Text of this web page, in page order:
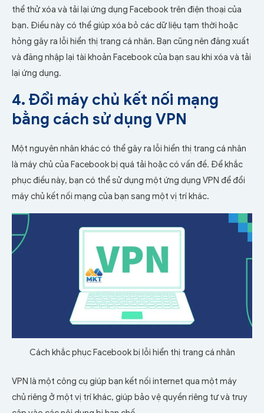
thể thử xóa và tải lại ứng dụng Facebook trên điện thoại của
bạn. Điều này có thể giúp xóa bỏ các dữ liệu tạm thời hoặc
hỏng gây ra lỗi hiển thị trang cá nhân. Bạn cũng nên đăng xuất
và đăng nhập lại tài khoản Facebook của bạn sau khi xóa và tải
lại ứng dụng.
4. Đổi máy chủ kết nối mạng
bằng cách sử dụng VPN
Một nguyên nhân khác có thể gây ra lỗi hiển thị trang cá nhân
là máy chủ của Facebook bị quá tải hoặc có vấn đề. Để khắc
phục điều này, bạn có thể sử dụng một ứng dụng VPN để đổi
máy chủ kết nối mạng của bạn sang một vị trí khác.
Cách khắc phục Facebook bị lỗi hiển thị trang cá nhân
VPN là một công cụ giúp bạn kết nối internet qua một máy
chủ riêng ở một vị trí khác, giúp bảo vệ quyền riêng tư và truy